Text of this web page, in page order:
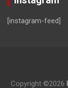
[instagram-feed]
Copyright ©2026